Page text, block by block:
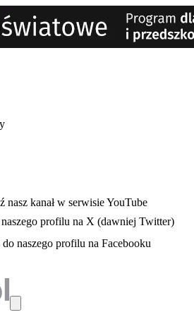
nowej karcie
się w nowej karcie
nasz kanał w serwisie YouTube
karcie profilu na X (dawniej Twitter)
się w nowej karcie
do naszego profilu na Facebooku